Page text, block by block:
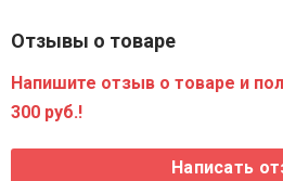
Отзывы о товаре
Напишите отзыв о товаре и
300 руб.!